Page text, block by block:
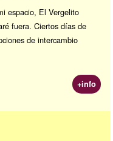
espacio, El Vergelito
fuera. Ciertos días de
de intercambio
+info